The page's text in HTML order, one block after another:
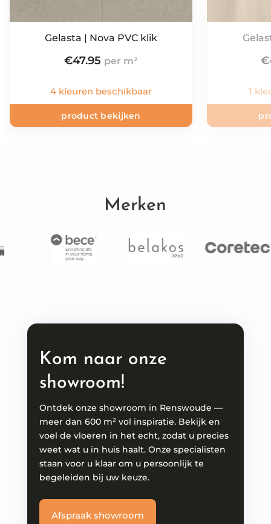
Gelasta | Nova PVC klik
€47.95
4 kleuren beschikbaar
product bekijken
€
1
Merken
Kom naar onze
showroom!
Ontdek onze showroom in Renswoude —
meer dan 600 m² vol inspiratie. Bekijk en
voel de vloeren in het echt, zodat u precies
weet wat u in huis haalt. Onze specialisten
staan voor u klaar om u persoonlijk te
begeleiden bij uw keuze.
Afspraak showroom